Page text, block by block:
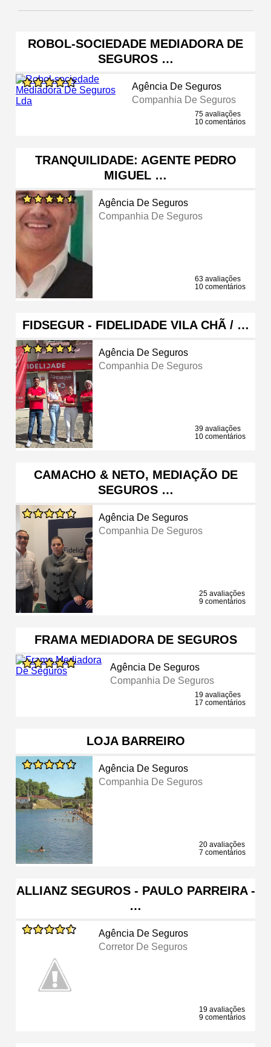
ROBOL-SOCIEDADE MEDIADORA DE
SEGUROS …
Agência De Seguros
Companhia De Seguros
75 avaliações
10 comentários
TRANQUILIDADE: AGENTE PEDRO
MIGUEL …
Agência De Seguros
Companhia De Seguros
63 avaliações
10 comentários
FIDSEGUR - FIDELIDADE VILA CHÃ / …
Agência De Seguros
Companhia De Seguros
39 avaliações
10 comentários
CAMACHO & NETO, MEDIAÇÃO DE
SEGUROS …
Agência De Seguros
Companhia De Seguros
25 avaliações
9 comentários
FRAMA MEDIADORA DE SEGUROS
Agência De Seguros
Companhia De Seguros
19 avaliações
17 comentários
LOJA BARREIRO
Agência De Seguros
Companhia De Seguros
20 avaliações
7 comentários
ALLIANZ SEGUROS - PAULO PARREIRA -
…
Agência De Seguros
Corretor De Seguros
19 avaliações
9 comentários